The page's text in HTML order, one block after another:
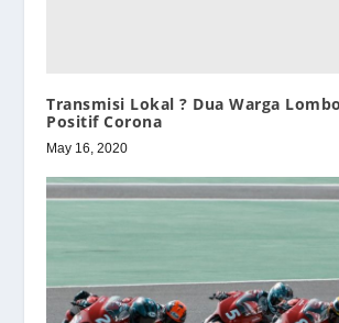
Transmisi Lokal ? Dua Warga
Positif Corona
May 16, 2020